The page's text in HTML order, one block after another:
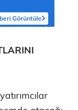
Görüntüle